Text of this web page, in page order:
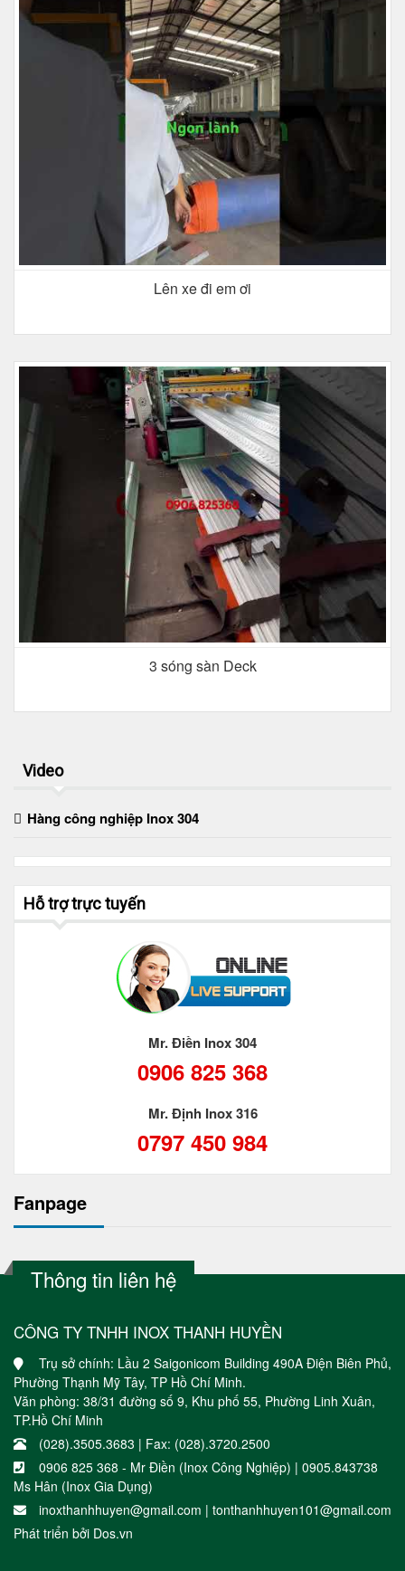
Lên xe đi em ơi
3 sóng sàn Deck
Video
Hàng công nghiệp Inox 304
Hỗ trợ trực tuyến
Mr. Điền Inox 304
0906 825 368
Mr. Định Inox 316
0797 450 984
Fanpage
Thông tin liên hệ
CÔNG TY TNHH INOX THANH HUYỀN
Trụ sở chính: Lầu 2 Saigonicom Building 490A Điện Biên Phủ,
Phường Thạnh Mỹ Tây, TP Hồ Chí Minh.
Văn phòng: 38/31 đường số 9, Khu phố 55, Phường Linh Xuân,
TP.Hồ Chí Minh
(028).3505.3683 | Fax: (028).3720.2500
0906 825 368 - Mr Điền (Inox Công Nghiệp) | 0905.843738
Ms Hân (Inox Gia Dụng)
inoxthanhhuyen@gmail.com | tonthanhhuyen101@gmail.com
Phát triển bởi Dos.vn